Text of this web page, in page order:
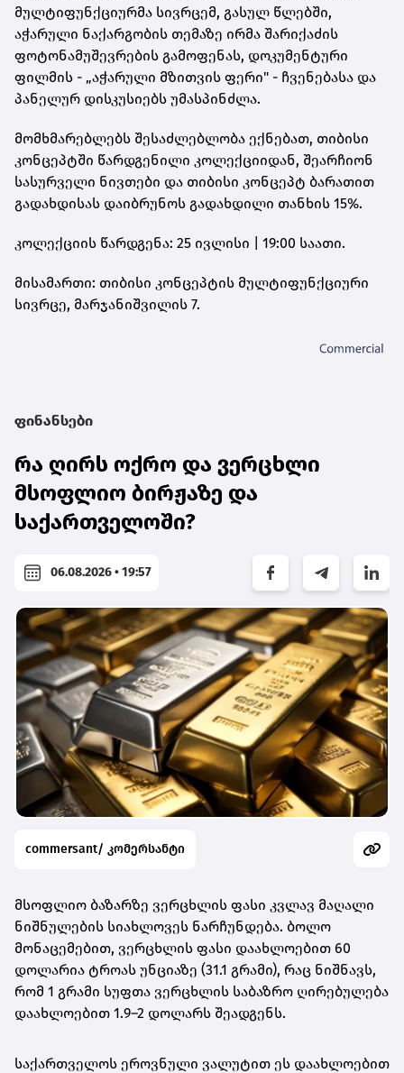
მულტიფუნქციურმა სივრცემ, გასულ წლებში,
აჭარული ნაქარგობის თემაზე ირმა შარიქაძის
ფოტონამუშევრების გამოფენას, დოკუმენტური
ფილმის - „აჭარული მზითვის ფერი" - ჩვენებასა და
პანელურ დისკუსიებს უმასპინძლა.
მომხმარებლებს შესაძლებლობა ექნებათ, თიბისი
კონცეპტში წარდგენილი კოლექციიდან, შეარჩიონ
სასურველი ნივთები და თიბისი კონცეპტ ბარათით
გადახდისას დაიბრუნოს გადახდილი თანხის 15%.
კოლექციის წარდგენა: 25 ივლისი | 19:00 საათი.
მისამართი: თიბისი კონცეპტის მულტიფუნქციური
სივრცე, მარჯანიშვილის 7.
ფინანსები
რა ღირს ოქრო და ვერცხლი
მსოფლიო ბირჟაზე და
საქართველოში?
06.08.2026 • 19:57
commersant/ კომერსანტი
მსოფლიო ბაზარზე ვერცხლის ფასი კვლავ მაღალი
ნიშნულების სიახლოვეს ნარჩუნდება. ბოლო
მონაცემებით, ვერცხლის ფასი დაახლოებით 60
დოლარია ტროას უნციაზე (31.1 გრამი), რაც ნიშნავს,
რომ 1 გრამი სუფთა ვერცხლის საბაზრო ღირებულება
დაახლოებით 1.9–2 დოლარს შეადგენს.
საქართველოს ეროვნული ვალუტით ეს დაახლოებით